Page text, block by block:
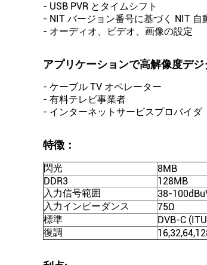
- USB PVR とタイムシフト
- NIT バージョン番号に基づく NIT 自
- オーディオ、ビデオ、画像の設定
アプリケーションで高解像度デジ
- ケーブル TV オペレーター
- 有料テレビ事業者
- インターネットサービスプロバイダ
特徴：
閃光
8MB
DDR3
128MB
入力信号範囲
38-
入力インピーダンス
75Ω
標準
DVB-C
復調